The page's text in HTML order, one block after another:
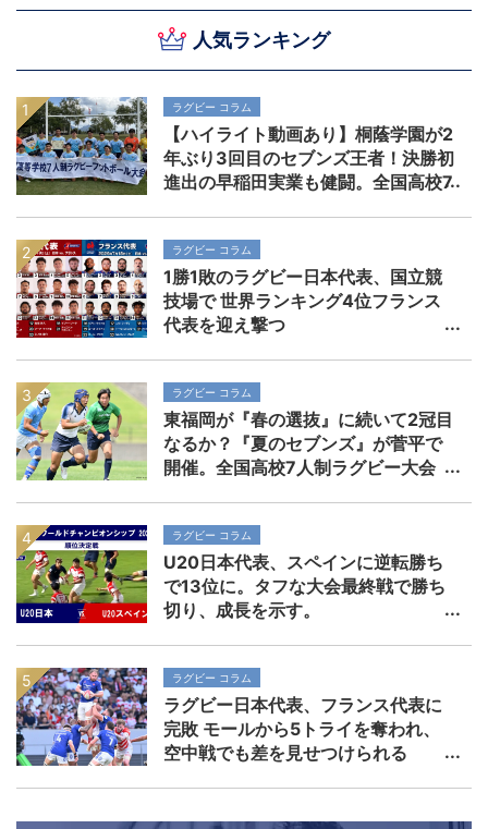
人気ランキング
ラグビー コラム
【ハイライト動画あり】桐蔭学園が2
年ぶり3回目のセブンズ王者！決勝初
進出の早稲田実業も健闘。全国高校7
ラグビー コラム
1勝1敗のラグビー日本代表、国立競
技場で 世界ランキング4位フランス
代表を迎え撃つ
ラグビー コラム
東福岡が『春の選抜』に続いて2冠目
なるか？『夏のセブンズ』が菅平で
開催。全国高校7人制ラグビー大会
ラグビー コラム
U20日本代表、スペインに逆転勝ち
で13位に。タフな大会最終戦で勝ち
切り、成長を示す。
ラグビー コラム
ラグビー日本代表、フランス代表に
完敗 モールから5トライを奪われ、
空中戦でも差を見せつけられる